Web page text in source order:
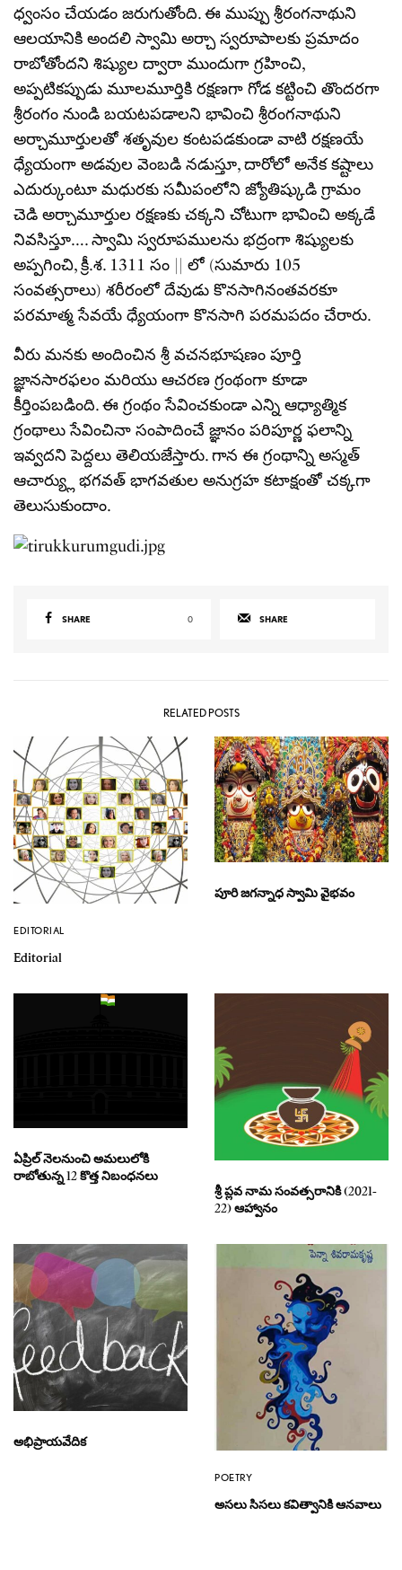
ధ్వంసం చేయడం జరుగుతోంది. ఈ ముప్పు శ్రీరంగనాథుని
ఆలయానికి అందలి స్వామి అర్చా స్వరూపాలకు ప్రమాదం
రాబోతోందని శిష్యుల ద్వారా ముందుగా గ్రహించి,
అప్పటికప్పుడు మూలమూర్తికి రక్షణగా గోడ కట్టించి తొందరగా
శ్రీరంగం నుండి బయటపడాలని భావించి శ్రీరంగనాథుని
అర్చామూర్తులతో శతృవుల కంటపడకుండా వాటి రక్షణయే
ధ్యేయంగా అడవుల వెంబడి నడుస్తూ, దారోలో అనేక కష్టాలు
ఎదుర్కుంటూ మధురకు సమీపంలోని జ్యోతిష్కుడి గ్రామం
చెడి అర్చామూర్తుల రక్షణకు చక్కని చోటుగా భావించి అక్కడే
నివసిస్తూ…. స్వామి స్వరూపములను భద్రంగా శిష్యులకు
అప్పగించి, క్రీ.శ. 1311 సం || లో (సుమారు 105
సంవత్సరాలు) శరీరంలో దేవుడు కొనసాగినంతవరకూ
పరమాత్మ సేవయే ధ్యేయంగా కొనసాగి పరమపదం చేరారు.
వీరు మనకు అందించిన శ్రీ వచనభూషణం పూర్తి
జ్ఞానసారఫలం మరియు ఆచరణ గ్రంథంగా కూడా
కీర్తింపబడింది. ఈ గ్రంథం సేవించకుండా ఎన్ని ఆధ్యాత్మిక
గ్రంథాలు సేవించినా సంపాదించే జ్ఞానం పరిపూర్ణ ఫలాన్ని
ఇవ్వదని పెద్దలు తెలియజేస్తారు. గాన ఈ గ్రంథాన్ని అస్మత్
ఆచార్య్లు భగవత్ భాగవతుల అనుగ్రహ కటాక్షంతో చక్కగా
తెలుసుకుందాం.
SHARE 0 SHARE
RELATED POSTS
EDITORIAL
Editorial
పూరి జగన్నాధ స్వామి వైభవం
ఏప్రిల్ నెలనుంచి అమలులోకి
రాబోతున్న 12 కొత్త నిబంధనలు
శ్రీ ప్లవ నామ సంవత్సరానికి (2021-
22) ఆహ్వానం
అభిప్రాయవేదిక
POETRY
అసలు సిసలు కవిత్వానికి ఆనవాలు